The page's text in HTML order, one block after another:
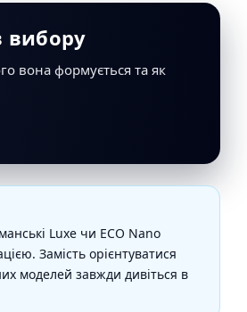
вибору
вона формується та як
Luxe чи ECO Nano
Замість орієнтуватися
моделей завжди дивіться в